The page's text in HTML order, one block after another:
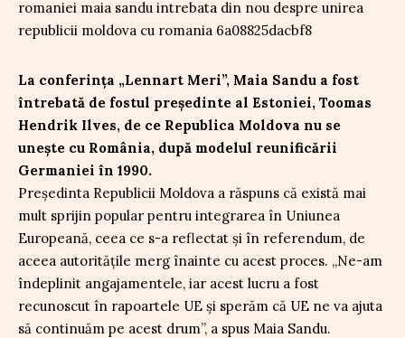
La conferința „Lennart Meri”, Maia Sandu a fost
întrebată de fostul președinte al Estoniei, Toomas
Hendrik Ilves, de ce Republica Moldova nu se
unește cu România, după modelul reunificării
Germaniei în 1990.
Președinta Republicii Moldova a răspuns că există mai
mult sprijin popular pentru integrarea în Uniunea
Europeană, ceea ce s-a reflectat și în referendum, de
aceea autoritățile merg înainte cu acest proces. „Ne-am
îndeplinit angajamentele, iar acest lucru a fost
recunoscut în rapoartele UE și sperăm că UE ne va ajuta
să continuăm pe acest drum”, a spus Maia Sandu.